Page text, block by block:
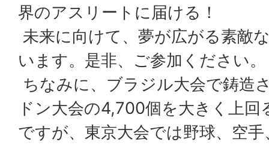
界のアスリートに届ける！
未来に向けて、夢が広がる素敵
います。是非、ご参加ください。
ちなみに、ブラジル大会で鋳造
ドン大会の4,700個を大きく上
ですが、東京大会では野球、空